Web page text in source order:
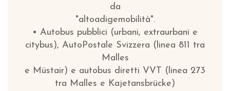
da
"altoadigemobilità".
• Autobus pubblici (urbani, extraurbani e
citybus), AutoPostale Svizzera (linea 811 tra
Malles
e Müstair) e autobus diretti VVT (linea 273
tra Malles e Kajetansbrücke)